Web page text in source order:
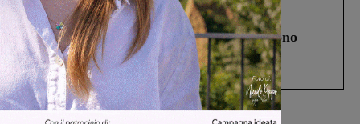
Cronaca 4 Agosto 2026
Un anno fa la strage in A1 in cui morirono
Gianni, Giulia e Franco. Lo schianto, il
processo, lo stop ai sorpassi fra tir....